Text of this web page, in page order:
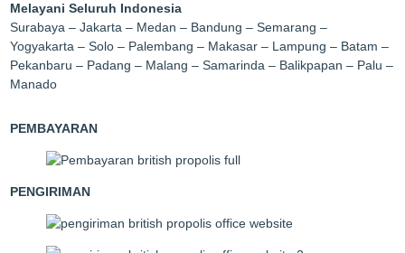
Melayani Seluruh Indonesia
Surabaya – Jakarta – Medan – Bandung – Semarang –
Yogyakarta – Solo – Palembang – Makasar – Lampung – Batam –
Pekanbaru – Padang – Malang – Samarinda – Balikpapan – Palu –
Manado
PEMBAYARAN
PENGIRIMAN